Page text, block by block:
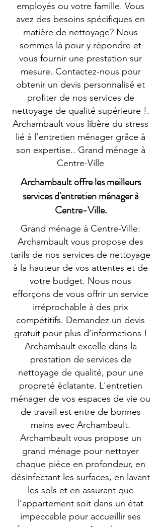
employés ou votre famille. Vous
avez des besoins spécifiques en
matière de nettoyage? Nous
sommes là pour y répondre et
vous fournir une prestation sur
mesure. Contactez-nous pour
obtenir un devis personnalisé et
profiter de nos services de
nettoyage de qualité supérieure !.
Archambault vous libère du stress
lié à l’entretien ménager grâce à
son expertise.. Grand ménage à
Centre-Ville
Archambault offre les meilleurs
services d'entretien ménager à
Centre-Ville.
Grand ménage à Centre-Ville:
Archambault vous propose des
tarifs de nos services de nettoyage
à la hauteur de vos attentes et de
votre budget. Nous nous
efforçons de vous offrir un service
irréprochable à des prix
compétitifs. Demandez un devis
gratuit pour plus d’informations !
Archambault excelle dans la
prestation de services de
nettoyage de qualité, pour une
propreté éclatante. L'entretien
ménager de vos espaces de vie ou
de travail est entre de bonnes
mains avec Archambault.
Archambault vous propose un
grand ménage pour nettoyer
chaque pièce en profondeur, en
désinfectant les surfaces, en lavant
les sols et en assurant que
l’appartement soit dans un état
impeccable pour accueillir ses